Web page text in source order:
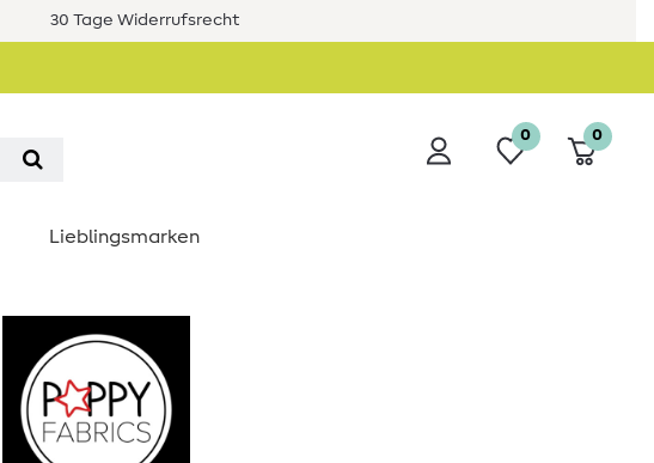
30 Tage Widerrufsrecht
0 0
Lieblingsmarken